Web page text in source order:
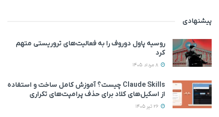
پیشنهادی
روسیه پاول دوروف را به فعالیت‌های تروریستی متهم
کرد
Claude Skills چیست؟ آموزش کامل ساخت و استفاده
از اسکیل‌های کلاد برای حذف پرامپت‌های تکراری